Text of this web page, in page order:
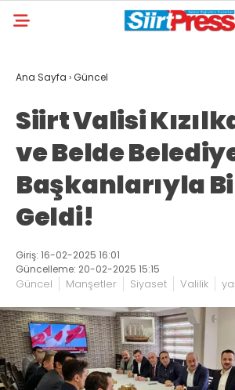
Ana Sayfa ›Güncel
Siirt Valisi
ve Belde
Başkanlarıyla
Geldi!
Giriş: 16-02-2025 16:01
Güncelleme: 20-02-2025 15:15
Güncel Manşetler Siyaset Valilik